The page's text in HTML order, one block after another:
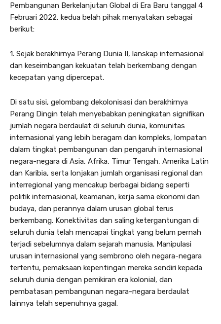
Pembangunan Berkelanjutan Global di Era Baru tanggal 4
Februari 2022, kedua belah pihak menyatakan sebagai
berikut:
1. Sejak berakhirnya Perang Dunia II, lanskap internasional
dan keseimbangan kekuatan telah berkembang dengan
kecepatan yang dipercepat.
Di satu sisi, gelombang dekolonisasi dan berakhirnya
Perang Dingin telah menyebabkan peningkatan signifikan
jumlah negara berdaulat di seluruh dunia, komunitas
internasional yang lebih beragam dan kompleks, lompatan
dalam tingkat pembangunan dan pengaruh internasional
negara-negara di Asia, Afrika, Timur Tengah, Amerika Latin
dan Karibia, serta lonjakan jumlah organisasi regional dan
interregional yang mencakup berbagai bidang seperti
politik internasional, keamanan, kerja sama ekonomi dan
budaya, dan perannya dalam urusan global terus
berkembang. Konektivitas dan saling ketergantungan di
seluruh dunia telah mencapai tingkat yang belum pernah
terjadi sebelumnya dalam sejarah manusia. Manipulasi
urusan internasional yang sembrono oleh negara-negara
tertentu, pemaksaan kepentingan mereka sendiri kepada
seluruh dunia dengan pemikiran era kolonial, dan
pembatasan pembangunan negara-negara berdaulat
lainnya telah sepenuhnya gagal.